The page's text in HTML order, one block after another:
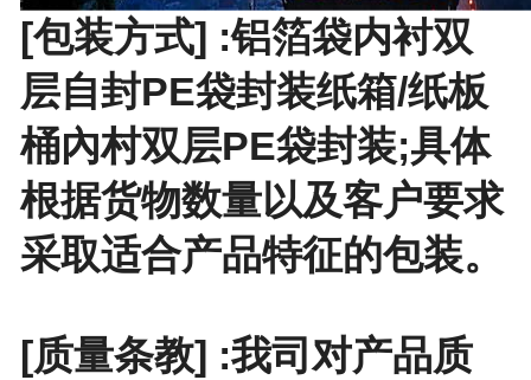
[包装方式] :铝箔袋内衬双
层自封PE袋封装纸箱/纸板
桶內村双层PE袋封装;具体
根据货物数量以及客户要求
采取适合产品特征的包装。
[质量条教] :我司对产品质